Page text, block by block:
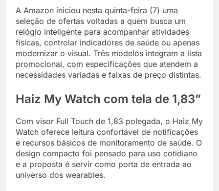
A Amazon iniciou nesta quinta-feira (7) uma
seleção de ofertas voltadas a quem busca um
relógio inteligente para acompanhar atividades
físicas, controlar indicadores de saúde ou apenas
modernizar o visual. Três modelos integram a lista
promocional, com especificações que atendem a
necessidades variadas e faixas de preço distintas.
Haiz My Watch com tela de 1,83”
Com visor Full Touch de 1,83 polegada, o Haiz My
Watch oferece leitura confortável de notificações
e recursos básicos de monitoramento de saúde. O
design compacto foi pensado para uso cotidiano
e a proposta é servir como porta de entrada ao
universo dos wearables.